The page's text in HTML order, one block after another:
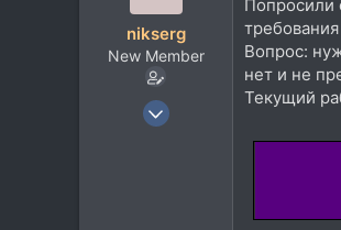
л
а
nikserg
New Member
8 Апр 2024
Попросили
Вопрос:
нет и не
Текущий